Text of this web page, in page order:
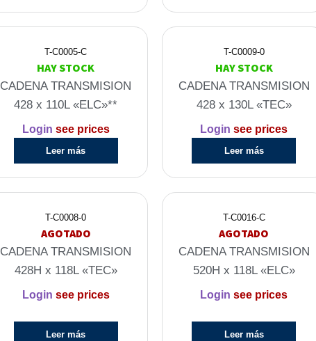
T-C0005-C
HAY STOCK
CADENA TRANSMISION
428 x 110L «ELC»**
Login see prices
Leer más
T-C0009-0
HAY STOCK
CADENA TRANSMISION
428 x 130L «TEC»
Login see prices
Leer más
T-C0008-0
AGOTADO
CADENA TRANSMISION
428H x 118L «TEC»
Login see prices
Leer más
T-C0016-C
AGOTADO
CADENA TRANSMISION
520H x 118L «ELC»
Login see prices
Leer más